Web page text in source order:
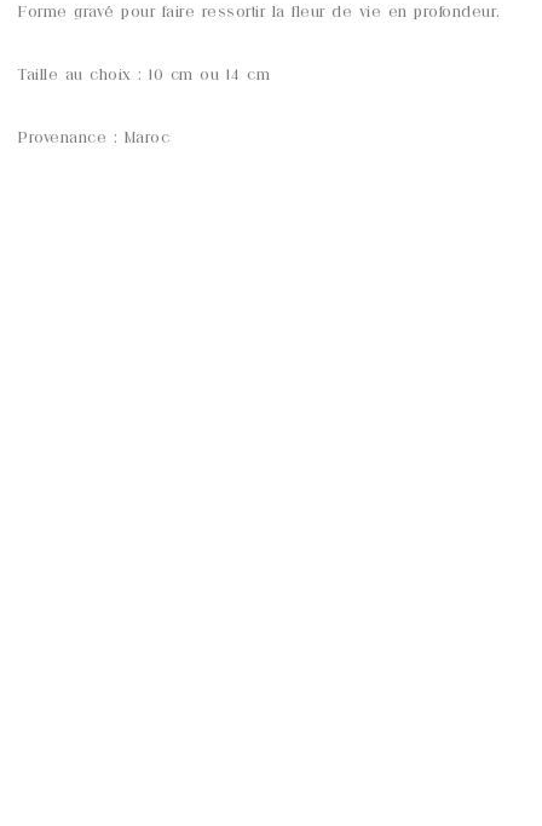
Forme gravé pour faire ressortir la fleur de vie en profondeur.
Taille au choix : 10 cm ou 14 cm
Provenance : Maroc